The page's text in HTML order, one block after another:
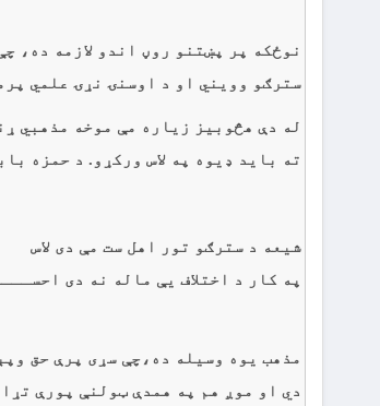
نوځکه پر پښتنو روڼ اندو لازمه ده،
سترګو وويني او د اوسنۍ نړۍ علمي
له دې هڅوبیز زياره مې موخه مذهبي
ته بايد ډيوه په لاس ورکړو. د حمزه
شيعه د سترګو تور اهل ست مې دى لاس
په کار د اختلاف يې ماله نه دى
مذهب يوه وسيله ده،چې سړى پرې حق
دي او موږ هم په همدې ټولنې پورې